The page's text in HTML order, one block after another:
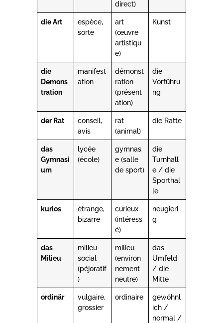
direct)
die Art
espèce,
sorte
art
(œuvre
artistiqu
e)
Kunst
die
Demons
tration
manifest
ation
démonst
ration
(présent
ation)
die
Vorführu
ng
der Rat
conseil,
avis
rat
(animal)
die Ratte
das
Gymnasi
um
lycée
(école)
gymnas
e (salle
de sport)
die
Turnhall
e / die
Sporthal
le
kurios
étrange,
bizarre
curieux
(intéress
é)
neugieri
g
das
Milieu
milieu
social
(péjoratif
)
milieu
(environ
nement
neutre)
das
Umfeld
/ die
Mitte
ordinär
vulgaire,
grossier
ordinaire
gewöhnl
ich /
normal /